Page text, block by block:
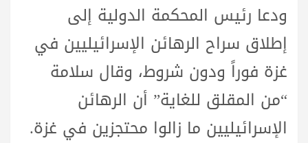
ودعا رئيس المحكمة الدولية إلى
إطلاق سراح الرهائن الإسرائيليين في
غزة فوراً ودون شروط، وقال سلامة
“من المقلق للغاية” أن الرهائن
الإسرائيليين ما زالوا محتجزين في غزة.